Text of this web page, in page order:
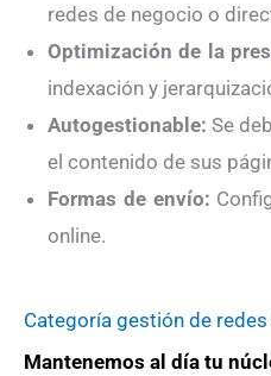
redes de negocio o
Optimización de la
indexación y
Autogestionable: Se
el contenido de sus
Formas de envío:
online.
Categoría gestión de
Mantenemos al día tu